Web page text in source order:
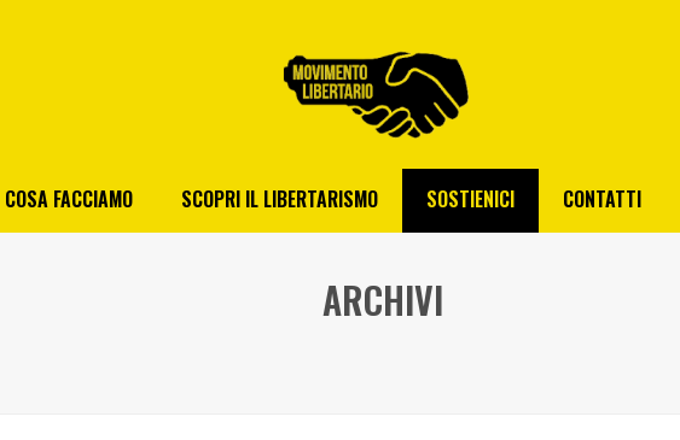
COSA FACCIAMO SCOPRI IL LIBERTARISMO SOSTIENICI CONTATTI
ARCHIVI